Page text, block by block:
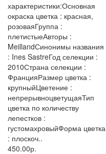
характеристики:Основная
окраска цветка : красная,
розоваяГруппа :
плетистыеАвторы :
MeillandСинонимы названия
: Ines SastreГод селекции :
2010Страна селекции :
ФранцияРазмер цветка :
крупныйЦветение :
непрерывноцветущаяТип
цветка по количеству
лепестков :
густомахровыйФорма цветка
: плоскоч..
450.00р.